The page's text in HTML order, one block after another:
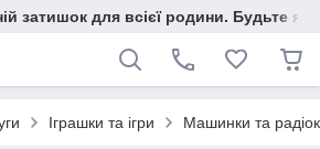
затишок для всієї родини. Будьте як
Іграшки та ігри Машинки та